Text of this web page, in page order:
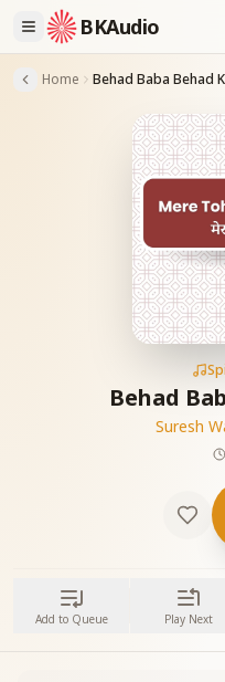
BKAudio
Home Behad Baba Behad
Behad
Suresh
Add to Queue Play Next